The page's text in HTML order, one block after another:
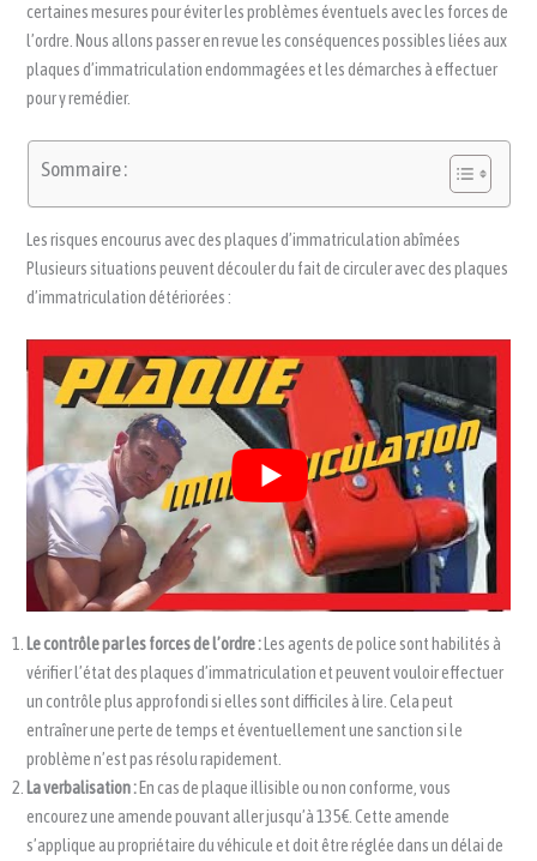
certaines mesures pour éviter les problèmes éventuels avec les forces de
l’ordre. Nous allons passer en revue les conséquences possibles liées aux
plaques d’immatriculation endommagées et les démarches à effectuer
pour y remédier.
Sommaire :
Les risques encourus avec des plaques d’immatriculation abîmées
Plusieurs situations peuvent découler du fait de circuler avec des plaques
d’immatriculation détériorées :
Le contrôle par les forces de l’ordre :Les agents de police sont habilités à
vérifier l’état des plaques d’immatriculation et peuvent vouloir effectuer
un contrôle plus approfondi si elles sont difficiles à lire. Cela peut
entraîner une perte de temps et éventuellement une sanction si le
problème n’est pas résolu rapidement.
La verbalisation :En cas de plaque illisible ou non conforme, vous
encourez une amende pouvant aller jusqu’à 135€. Cette amende
s’applique au propriétaire du véhicule et doit être réglée dans un délai de